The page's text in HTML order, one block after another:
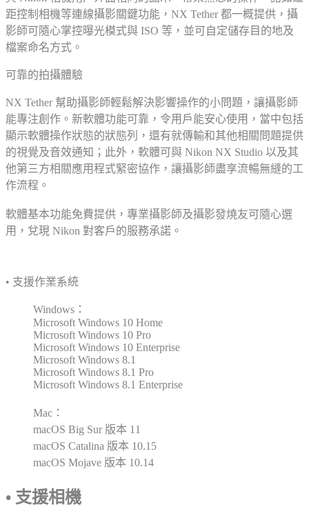
距控制相機等連線攝影關鍵功能，NX Tether 都一概提供，攝
影師可隨心掌控曝光模式與 ISO 等，並可自定儲存目的地及
檔案命名方式。
可靠的拍攝體驗
NX Tether 幫助攝影師輕鬆解決影響操作的小問題，讓攝影師
能專注創作。新軟體功能可靠，令用戶能安心使用，當中包括
顯示軟體操作狀態的狀態列，還有就傳輸和其他相關問題提供
的視覺及音效通知；此外，軟體可與 Nikon NX Studio 以及其
他第三方相關應用程式緊密協作，讓攝影師盡享流暢無縫的工
作流程。
軟體基本功能免費提供，專業攝影師及攝影發燒友可隨心選
用，兌現 Nikon 對客戶的服務承諾。
• 支援作業系統
Windows：
Microsoft Windows 10 Home
Microsoft Windows 10 Pro
Microsoft Windows 10 Enterprise
Microsoft Windows 8.1
Microsoft Windows 8.1 Pro
Microsoft Windows 8.1 Enterprise
Mac：
macOS Big Sur 版本 11
macOS Catalina 版本 10.15
macOS Mojave 版本 10.14
• 支援相機